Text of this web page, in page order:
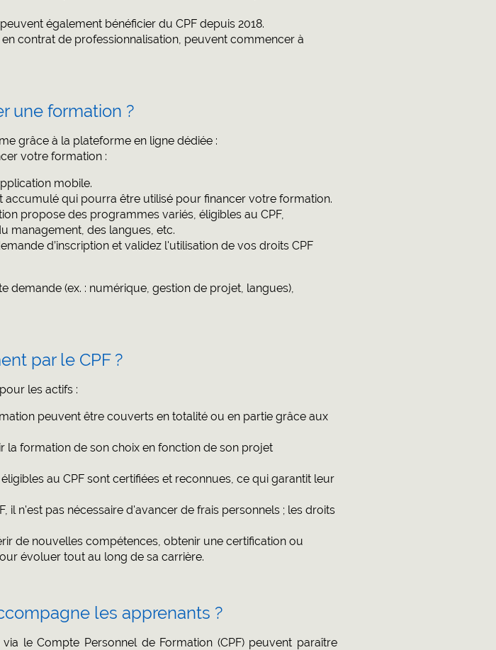
peuvent également bénéficier du CPF depuis 2018.
contrat de professionnalisation, peuvent commencer à
une formation ?
grâce à la plateforme en ligne dédiée :
votre formation :
mobile.
accumulé qui pourra être utilisé pour financer votre formation.
propose des programmes variés, éligibles au CPF,
management, des langues, etc.
d’inscription et validez l'utilisation de vos droits CPF
(ex. : numérique, gestion de projet, langues),
par le CPF ?
les actifs :
peuvent être couverts en totalité ou en partie grâce aux
la formation de son choix en fonction de son projet
au CPF sont certifiées et reconnues, ce qui garantit leur
il n'est pas nécessaire d'avancer de frais personnels ; les droits
de nouvelles compétences, obtenir une certification ou
évoluer tout au long de sa carrière.
les apprenants ?
le Compte Personnel de Formation (CPF) peuvent paraître